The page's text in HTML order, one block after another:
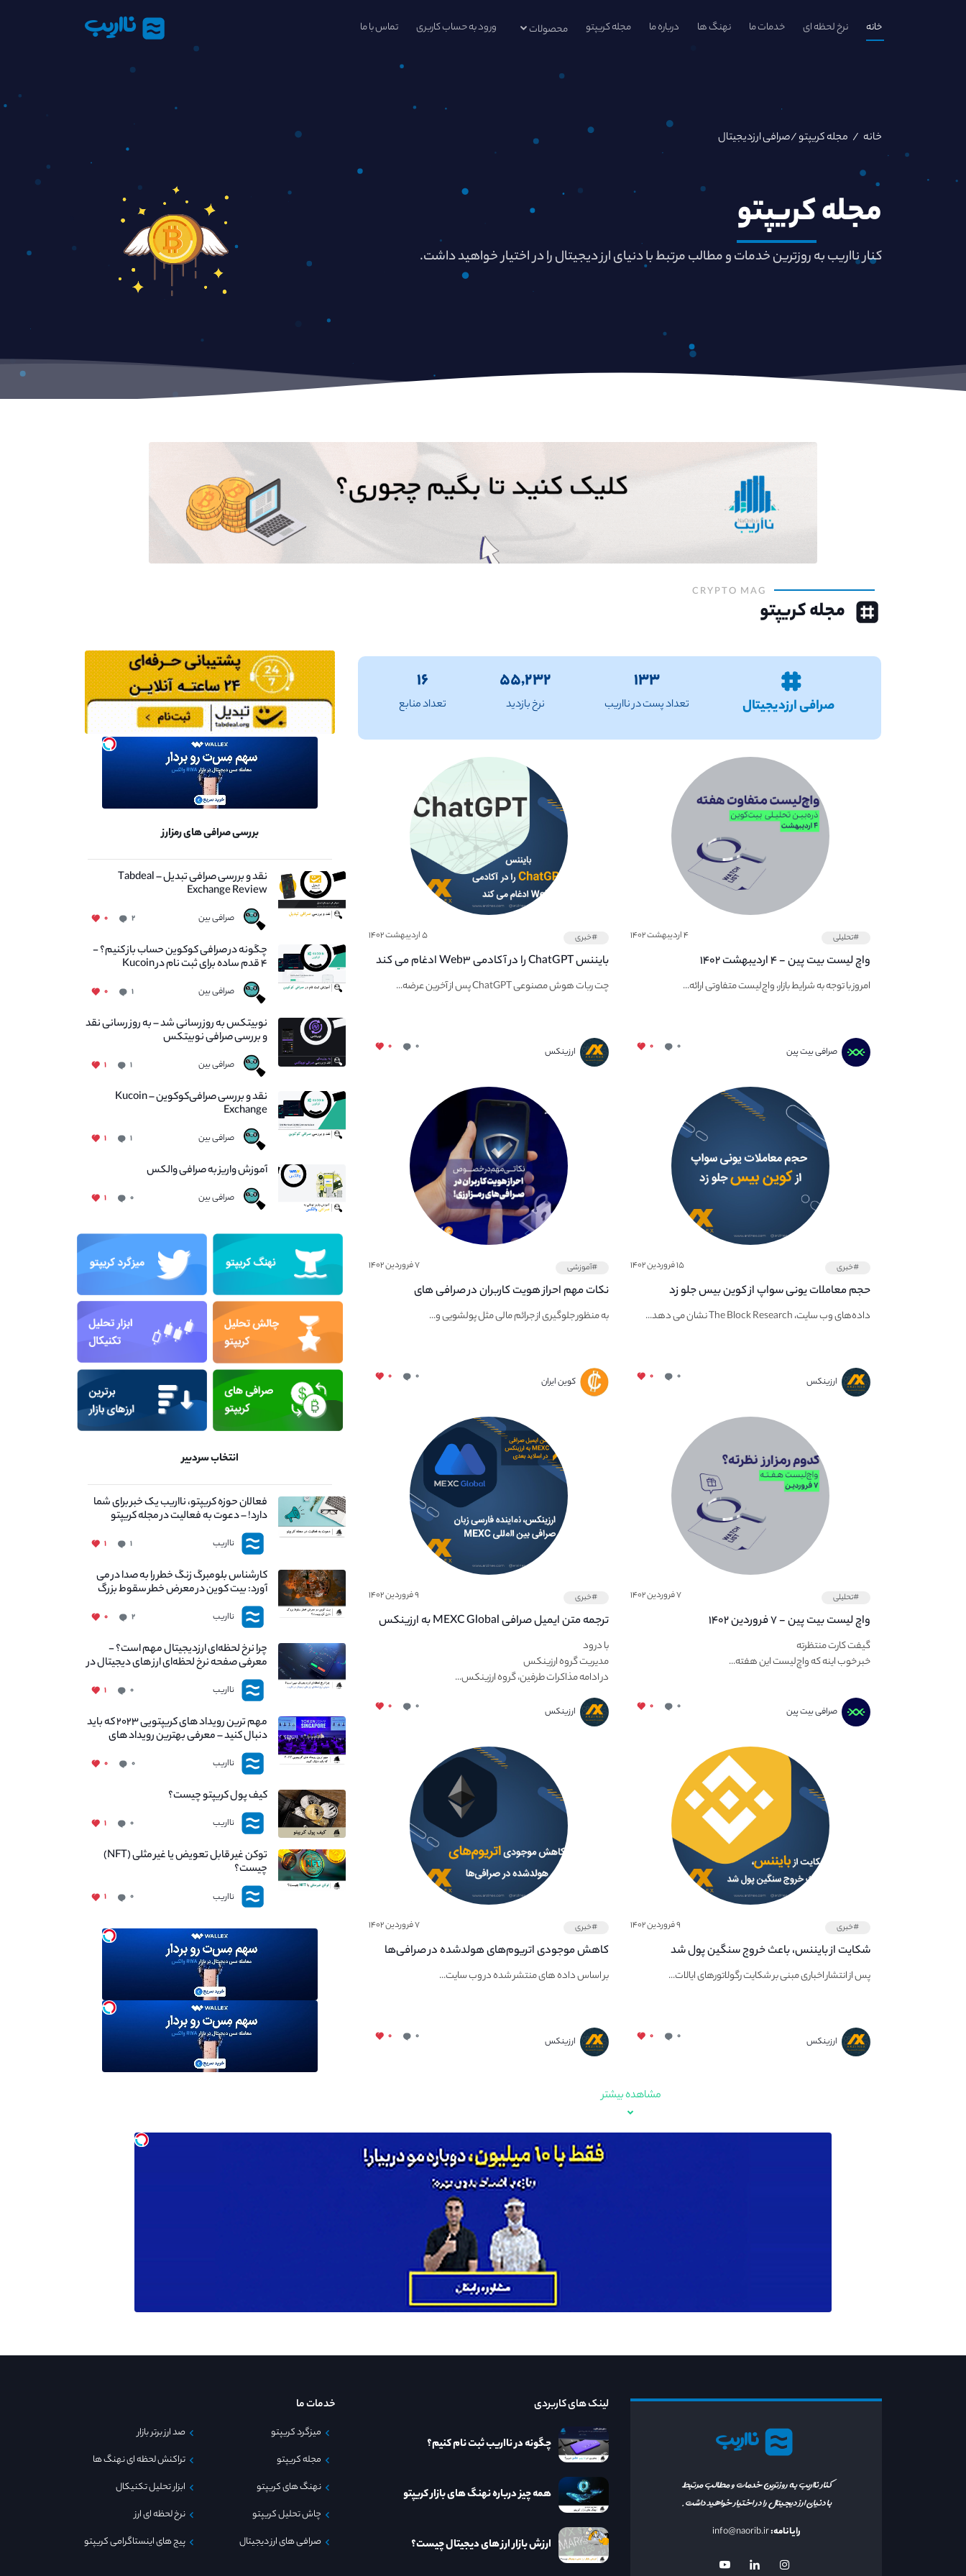
خانه نرخ لحظه ای خدمات ما نهنگ ها درباره ما مجله کریپتو محصولات ورود به حساب کاربری تماس با ما نااریب
خانه / مجله کریپتو/صرافی ارزدیجیتال
مجلهکریپتو
کنار نااریب به روزترین خدمات و مطالب مرتبط با دنیای ارز دیجیتال را در اختیار خواهید داشت.
CRYPTO MAG
مجله کریپتو
صرافی ارزدیجیتال
۱۳۳
تعداد پست در نااریب
۵۵,۲۳۲
نرخ بازدید
۱۶
تعداد منابع
#تحلیلی ۴ اردیبهشت ۱۴۰۲
واچ لیست بیت پین - ۴ اردیبهشت ۱۴۰۲
امروز با توجه به شرایط بازار، واچ‌لیست متفاوتی ارائه...
صرافی بیت پین ۰ ۰
#خبری ۵ اردیبهشت ۱۴۰۲
بایننس ChatGPT را در آکادمی Web۳ ادغام می کند
چت ربات هوش مصنوعی ChatGPT پس از آخرین عرضه...
ارزینکس ۰ ۰
#خبری ۱۵ فروردین ۱۴۰۲
حجم معاملات یونی سواپ از کوین بیس جلو زد
داده‌های وب سایت، The Block Research نشان می دهد...
ارزینکس ۰ ۰
#آموزشی ۷ فروردین ۱۴۰۲
نکات مهم احراز هویت کاربران در صرافی های
ارزدیجیتال
به منظور جلوگیری از جرائم مالی مثل پولشویی و...
کوین ایران ۰ ۰
#تحلیلی ۷ فروردین ۱۴۰۲
واچ لیست بیت پین - ۷ فروردین ۱۴۰۲
گیفت کارت منتظرته
خبر خوب اینه که واچ‌لیست این هفته...
صرافی بیت پین ۰ ۰
#خبری ۹ فروردین ۱۴۰۲
ترجمه متن ایمیل صرافی MEXC Global به ارزینکس
با درود
مدیریت گروه ارزینکس
در ادامه مذاکرات طرفین، گروه ارزینکس...
ارزینکس ۰ ۰
#خبری ۹ فروردین ۱۴۰۲
شکایت از بایننس، باعث خروج سنگین پول شد
پس از انتشار اخباری مبنی بر شکایت رگولاتورهای ایالات...
ارزینکس ۰ ۰
#خبری ۷ فروردین ۱۴۰۲
کاهش موجودی اتریوم‌های هولدشده در صرافی‌ها
بر اساس داده های منتشر شده در وب‌ سایت...
ارزینکس ۰ ۰
مشاهده بیشتر
بررسی صرافی های رمزارز
نقد و بررسی صرافی تبدیل – Tabdeal
Exchange Review
صرافی بین ۲ ۰
چگونه در صرافی کوکوین حساب باز کنیم؟ -
۴ قدم ساده برای ثبت نام در Kucoin
صرافی بین ۱ ۰
نوبیتکس به روزرسانی شد – به روز رسانی نقد
و بررسی صرافی نوبیتکس
صرافی بین ۱ ۱
نقد و بررسی صرافی‌کوکوین – Kucoin
Exchange
صرافی بین ۱ ۱
آموزش واریز به صرافی والکس
صرافی بین ۰ ۱
انتخاب سردبیر
فعالان حوزه کریپتو، نااریب یک خبر برای شما
دارد! – دعوت به فعالیت در مجله کریپتو
نااریب ۱ ۱
کارشناس بلومبرگ زنگ خطر را به صدا در می
آورد: بیت کوین در معرض خطر سقوط بزرگ
است - دلیل آن چیست؟
نااریب ۲ ۰
چرا نرخ لحظه‌ای ارزدیجیتال مهم است؟ -
معرفی صفحه نرخ لحظه‌ای ارز های دیجیتال در
نااریب
نااریب ۰ ۱
مهم ترین رویداد های کریپتویی ۲۰۲۳ که باید
دنبال کنید – معرفی بهترین رویداد های
جهانی
نااریب ۰ ۰
کیف پول کریپتو چیست؟
نااریب ۰ ۱
توکن غیر قابل تعویض یا غیر مثلی (NFT)
چیست؟
نااریب ۰ ۱
نااریب
کنار نااریب به روزترین خدمات و مطالب مرتبط
با دنیای ارز دیجیتال را در اختیار خواهید داشت.
رایانامه:info@naorib.ir
لینک های کاربردی
چگونه در نااریب ثبت نام کنیم؟
همه چیز درباره نهنگ های بازار کریپتو
ارزش بازار ارز های دیجیتال چیست؟
خدمات ما
میزگرد کریپتو
مجله کریپتو
نهنگ های کریپتو
چاش تحلیل کریپتو
صرافی های ارز دیجیتال
صد ارز برتر بازار
تراکنش لحظه ای نهنگ ها
ابزار تحلیل تکنیکال
نرخ لحظه ای ارز
پیج های اینستاگرامی کریپتو